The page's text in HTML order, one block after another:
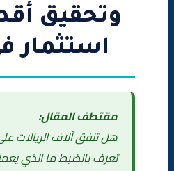
وتحقيق
استثمار في
مقتطف المقال:
هل تنفق آلاف الريالات
تعرف بالضبط ما الذي
⚙️ إعداد Purchase Event في GTM
أهمية ربط أدوات التتبع
💰 الفوائد الرئيسية
دراسة حالة: متجر سعودي يوفر 45% من ميزانيته الإعلانية
المتجر